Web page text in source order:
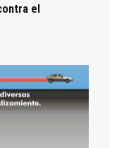
el